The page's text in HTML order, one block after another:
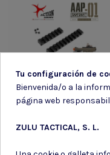
Railes
Tu configuración de
Bienvenida/o a la
página web
ZULU TACTICAL, S. L.